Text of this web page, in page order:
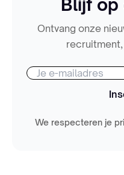
Blijf
Ontvang onze
We respecteren je